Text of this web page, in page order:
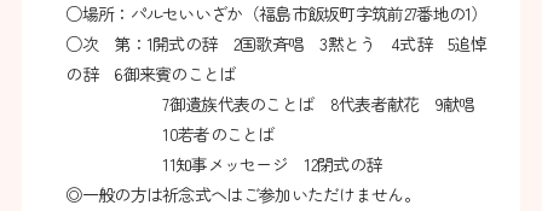
○場所：パルセいいざか（福島市飯坂町字筑前27番地の1）
○次 第：1開式の辞 2国歌斉唱 3黙とう 4式辞 5追悼
の辞 6御来賓のことば
7御遺族代表のことば 8代表者献花 9献唱
10若者のことば
11知事メッセージ 12閉式の辞
◎一般の方は祈念式ヘはご参加いただけません。